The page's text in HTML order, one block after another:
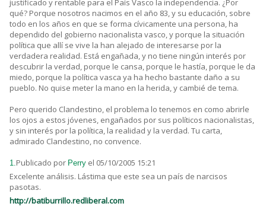
justificado y rentable para el País Vasco la independencia. ¿Por
qué? Porque nosotros nacimos en el año 83, y su educación, sobre
todo en los años en que se forma cívicamente una persona, ha
dependido del gobierno nacionalista vasco, y porque la situación
política que allí se vive la han alejado de interesarse por la
verdadera realidad. Está engañada, y no tiene ningún interés por
descubrir la verdad, porque le cansa, porque le hastía, porque le da
miedo, porque la política vasca ya ha hecho bastante daño a su
pueblo. No quise meter la mano en la herida, y cambié de tema.
Pero querido Clandestino, el problema lo tenemos en como abrirle
los ojos a estos jóvenes, engañados por sus políticos nacionalistas,
y sin interés por la política, la realidad y la verdad. Tu carta,
admirado Clandestino, no convence.
1.Publicado por Perry el 05/10/2005 15:21
Excelente análisis. Lástima que este sea un país de narcisos
pasotas.
http://batiburrillo.redliberal.com